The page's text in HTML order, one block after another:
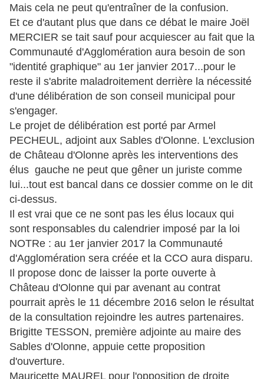
Mais cela ne peut qu'entraîner de la confusion.
Et ce d'autant plus que dans ce débat le maire Joël
MERCIER se tait sauf pour acquiescer au fait que la
Communauté d'Agglomération aura besoin de son
"identité graphique" au 1er janvier 2017...pour le
reste il s'abrite maladroitement derrière la nécessité
d'une délibération de son conseil municipal pour
s'engager.
Le projet de délibération est porté par Armel
PECHEUL, adjoint aux Sables d'Olonne. L'exclusion
de Château d'Olonne après les interventions des
élus gauche ne peut que gêner un juriste comme
lui...tout est bancal dans ce dossier comme on le dit
ci-dessus.
Il est vrai que ce ne sont pas les élus locaux qui
sont responsables du calendrier imposé par la loi
NOTRe : au 1er janvier 2017 la Communauté
d'Agglomération sera créée et la CCO aura disparu.
Il propose donc de laisser la porte ouverte à
Château d'Olonne qui par avenant au contrat
pourrait après le 11 décembre 2016 selon le résultat
de la consultation rejoindre les autres partenaires.
Brigitte TESSON, première adjointe au maire des
Sables d'Olonne, appuie cette proposition
d'ouverture.
Mauricette MAUREL pour l'opposition de droite